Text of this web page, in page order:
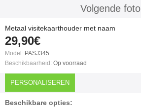
Volgende foto
Metaal visitekaarthouder met naam
29,90€
Model: PASJ345
Beschikbaarheid: Op voorraad
PERSONALISEREN
Beschikbare opties: